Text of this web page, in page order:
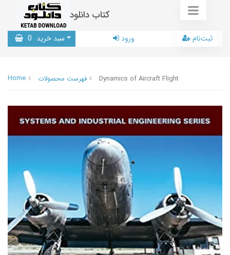
کتاب دانلود
سبد خرید 0 ورود ثبت‌نام
Home فهرست محصولات Dynamics of Aircraft Flight